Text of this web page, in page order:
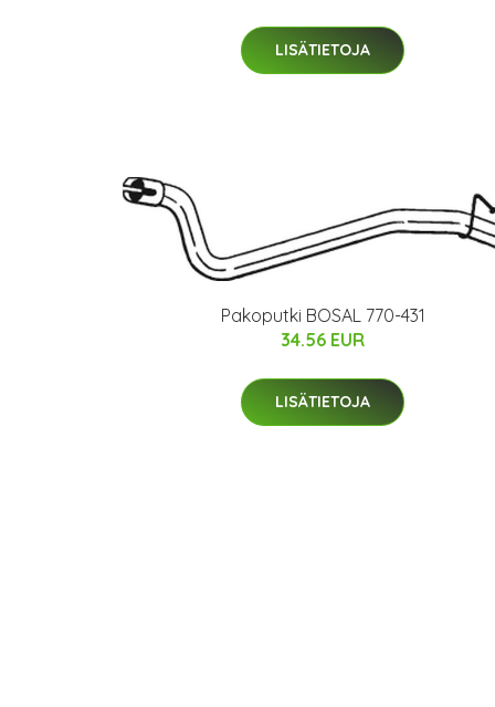
LISÄTIETOJA
Pakoputki BOSAL 770-431
34.56 EUR
LISÄTIETOJA